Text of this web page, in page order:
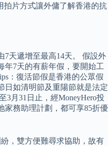
拍片方式讓外傭了解香港的抗
7天遞增至最高14天。 假設外
年7天的有薪年假，要開始工
：復活節假是香港的公眾假
日如清明節及重陽節就是法定
3月31日止，經MoneyHero投
家務助理計劃，都可享85折優
，雙方便難尋求協助，故有